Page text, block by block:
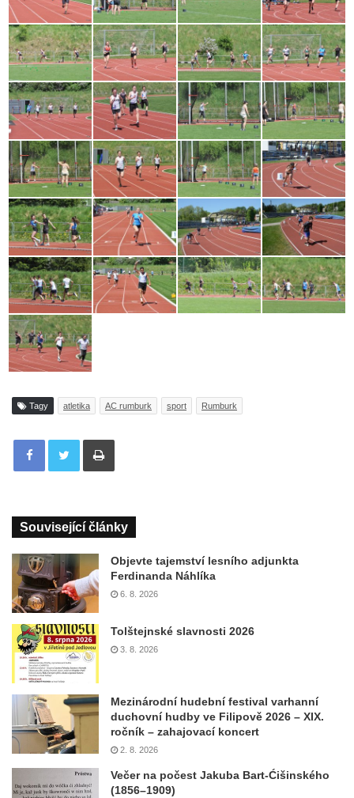
Tagy atletika AC rumburk sport Rumburk
Tisknout
Související články
Objevte tajemství lesního adjunkta
Ferdinanda Náhlíka
6. 8. 2026
Tolštejnské slavnosti 2026
3. 8. 2026
Mezinárodní hudební festival varhanní
duchovní hudby ve Filipově 2026 – XIX.
ročník – zahajovací koncert
2. 8. 2026
Večer na počest Jakuba Bart-Ćišinského
(1856–1909)